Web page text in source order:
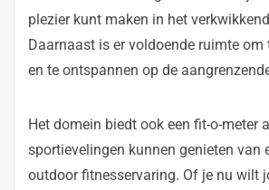
plezier kunt maken in het
Daarnaast is er voldoende ruimte om
en te ontspannen op de
Het domein biedt ook een fit-o-meter
sportievelingen kunnen genieten van
outdoor fitnesservaring. Of je nu wilt